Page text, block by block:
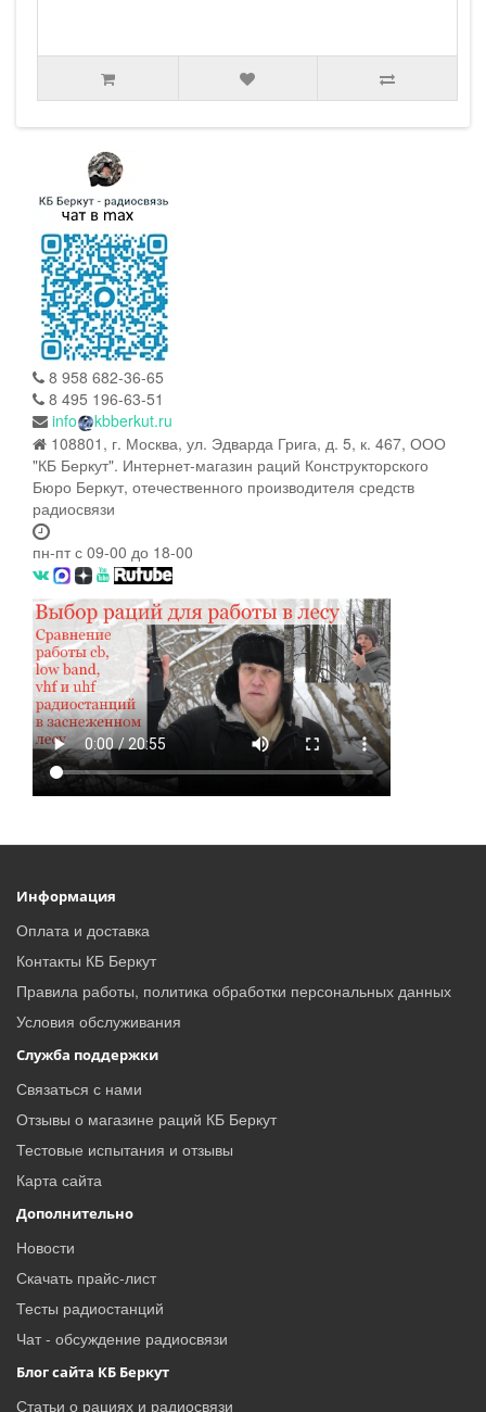
8 958 682-36-65
8 495 196-63-51
info
kbberkut.ru
108801, г. Москва, ул. Эдварда Грига, д. 5, к. 467, ООО
"КБ Беркут". Интернет-магазин раций Конструкторского
Бюро Беркут, отечественного производителя средств
радиосвязи
пн-пт с 09-00 до 18-00
Информация
Оплата и доставка
Контакты КБ Беркут
Правила работы, политика обработки персональных данных
Условия обслуживания
Служба поддержки
Связаться с нами
Отзывы о магазине раций КБ Беркут
Тестовые испытания и отзывы
Карта сайта
Дополнительно
Новости
Скачать прайс-лист
Тесты радиостанций
Чат - обсуждение радиосвязи
Блог сайта КБ Беркут
Статьи о рациях и радиосвязи